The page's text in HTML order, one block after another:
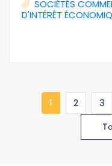
SOCIÉTÉS
D'INTÉRÊT
1 (current)
2 3